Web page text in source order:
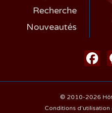
Recherche
Nouveautés
© 2010-2026
Conditions d'utilisation